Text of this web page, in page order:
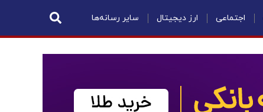
اجتماعی ارز دیجیتال سایر رسانه‌ها